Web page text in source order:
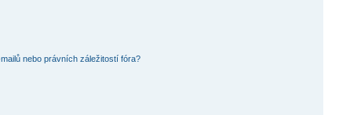
nebo právních záležitostí fóra?